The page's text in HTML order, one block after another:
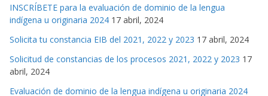
INSCRÍBETE para la evaluación de dominio de la lengua
indígena u originaria 2024 17 abril, 2024
Solicita tu constancia EIB del 2021, 2022 y 2023 17 abril, 2024
Solicitud de constancias de los procesos 2021, 2022 y 2023 17
abril, 2024
Evaluación de dominio de la lengua indígena u originaria 2024